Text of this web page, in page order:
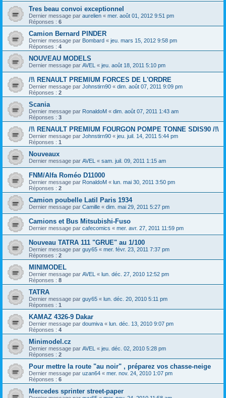
Tres beau convoi exceptionnel
Dernier message par aurelien « mer. août 01, 2012 9:51 pm
Réponses : 6
Camion Bernard PINDER
Dernier message par Bombard « jeu. mars 15, 2012 9:58 pm
Réponses : 4
NOUVEAU MODELS
Dernier message par AVEL « jeu. août 18, 2011 5:10 pm
/!\ RENAULT PREMIUM FORCES DE L'ORDRE
Dernier message par Johnstirn90 « dim. août 07, 2011 9:09 pm
Réponses : 2
Scania
Dernier message par RonaldoM « dim. août 07, 2011 1:43 am
Réponses : 3
/!\ RENAULT PREMIUM FOURGON POMPE TONNE SDIS90 /!\
Dernier message par Johnstirn90 « jeu. juil. 14, 2011 5:44 pm
Réponses : 1
Nouveaux
Dernier message par AVEL « sam. juil. 09, 2011 1:15 am
FNM/Alfa Roméo D11000
Dernier message par RonaldoM « lun. mai 30, 2011 3:50 pm
Réponses : 2
Camion poubelle Latil Paris 1934
Dernier message par Camille « dim. mai 29, 2011 5:27 pm
Camions et Bus Mitsubishi-Fuso
Dernier message par cafecomics « mer. avr. 27, 2011 11:59 pm
Nouveau TATRA 111 "GRUE" au 1/100
Dernier message par guy65 « mer. févr. 23, 2011 7:37 pm
Réponses : 2
MINIMODEL
Dernier message par AVEL « lun. déc. 27, 2010 12:52 pm
Réponses : 8
TATRA
Dernier message par guy65 « lun. déc. 20, 2010 5:11 pm
Réponses : 1
KAMAZ 4326-9 Dakar
Dernier message par doumiva « lun. déc. 13, 2010 9:07 pm
Réponses : 4
Minimodel.cz
Dernier message par AVEL « jeu. déc. 02, 2010 5:28 pm
Réponses : 2
Pour mettre la route "au noir" , préparez vos chasse-neige
Dernier message par uzan64 « mer. nov. 24, 2010 1:07 pm
Réponses : 6
Mercedes sprinter street-paper